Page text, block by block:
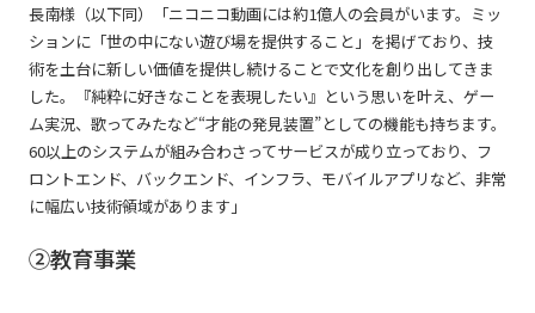
長南様（以下同）「ニコニコ動画には約1億人の会員がいます。ミッ
ションに「世の中にない遊び場を提供すること」を掲げており、技
術を土台に新しい価値を提供し続けることで文化を創り出してきま
した。『純粋に好きなことを表現したい』という思いを叶え、ゲー
ム実況、歌ってみたなど“才能の発見装置”としての機能も持ちます。
60以上のシステムが組み合わさってサービスが成り立っており、フ
ロントエンド、バックエンド、インフラ、モバイルアプリなど、非常
に幅広い技術領域があります」
②教育事業